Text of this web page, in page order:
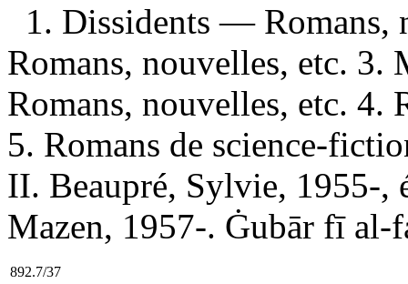
1. Dissidents —
Romans, nouvelles, etc.
Romans, nouvelles, etc. 4.
5. Romans de science-
II. Beaupré, Sylvie, 1955-
Mazen, 1957-. Ġubār fī al-
892.7/37